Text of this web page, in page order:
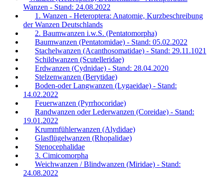
Wanzen - Stand: 24.08.2022
1. Wanzen - Heteroptera: Anatomie, Kurzbeschreibung
der Wanzen Deutschlands
2. Baumwanzen i.w.S. (Pentatomorpha)
Baumwanzen (Pentatomidae) - Stand: 05.02.2022
Stachelwanzen (Acanthosomatidae) - Stand: 29.11.1021
Schildwanzen (Scutelleridae)
Erdwanzen (Cydnidae) - Stand: 28.04.2020
Stelzenwanzen (Berytidae)
Boden-oder Langwanzen (Lygaeidae) - Stand:
14.02.2022
Feuerwanzen (Pyrrhocoridae)
Randwanzen oder Lederwanzen (Coreidae) - Stand:
19.01.2022
Krummfühlerwanzen (Alydidae)
Glasflügelwanzen (Rhopalidae)
Stenocephalidae
3. Cimicomorpha
Weichwanzen / Blindwanzen (Miridae) - Stand:
24.08.2022